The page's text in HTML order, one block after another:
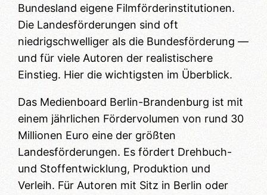
Bundesland eigene Filmförderinstitutionen.
Die Landesförderungen sind oft
niedrigschwelliger als die Bundesförderung —
und für viele Autoren der realistischere
Einstieg. Hier die wichtigsten im Überblick.
Das Medienboard Berlin-Brandenburg ist mit
einem jährlichen Fördervolumen von rund 30
Millionen Euro eine der größten
Landesförderungen. Es fördert Drehbuch-
und Stoffentwicklung, Produktion und
Verleih. Für Autoren mit Sitz in Berlin oder